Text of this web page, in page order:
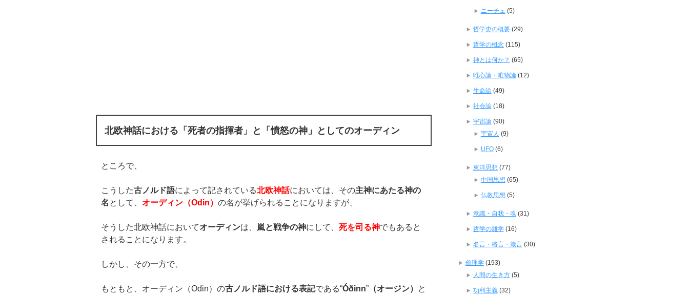
北欧神話における「死者の指揮者」と「憤怒の神」としてのオーディン
ところで、
こうした古ノルド語によって記されている北欧神話においては、その主神にあたる神の
名 として、 オーディン（Odin） の名が挙げられることになりますが、
そうした北欧神話においてオーディンは、 嵐と戦争の神にして、 死を司る神でもあると
されることになります。
しかし、その一方で、
もともと、オーディン（Odin）の古ノルド語における表記である“Óðinn” （オージン）
と
ニーチェ (5)
哲学史の概要(29)
哲学の概念(115)
神とは何か？ (65)
唯心論・唯物論(12)
生命論(49)
社会論(18)
宇宙論(90)
宇宙人 (9)
UFO(6)
東洋思想 (77)
中国思想 (65)
仏教思想 (5)
意識・自我・魂(31)
哲学の雑学(16)
名言・格言・箴言(30)
倫理学(193)
人間の生き方(5)
功利主義(32)